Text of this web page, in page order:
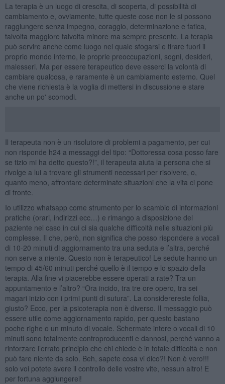
La terapia è un luogo di crescita, di scoperta, di possibilità di
cambiamento e, ovviamente, tutte queste cose non le si possono
raggiungere senza impegno, coraggio, determinazione e fatica,
talvolta maggiore talvolta minore ma sempre presente. La terapia
può servire anche come luogo nel quale sfogarsi e tirare fuori il
proprio mondo interno, le proprie preoccupazioni, sogni, desideri,
malesseri. Ma per essere terapeutico deve esserci la volontà di
cambiare qualcosa, e raramente è un cambiamento esterno. Quel
che viene richiesta è la voglia di mettersi in discussione e stare
anche un po' scomodi.
Il terapeuta non è un risolutore di problemi a pagamento, per cui
non risponde h24 a messaggi del tipo: “Dottoressa cosa posso fare
se tizio mi ha detto questo?!”, il terapeuta aiuta la persona che si
rivolge a lui a trovare gli strumenti necessari per risolvere, o,
quanto meno, affrontare determinate situazioni che la vita ci pone
di fronte.
Io utilizzo whatsapp come strumento per lo scambio di informazioni
pratiche (orari, indirizzi ecc…) e rimango a disposizione del
paziente nel caso in cui ci sia qualche difficoltà nelle situazioni più
complesse. Il che, però, non significa che posso rispondere a vocali
di 10-20 minuti di aggiornamento tra una seduta e l’altra, perché
non serve a niente. Questo non è terapeutico! Le sedute hanno un
tempo di 45/60 minuti perché quello è il tempo e lo spazio della
terapia. Alla fine vi piacerebbe essere operati a rate? Tra un
appuntamento e l’altro? “Ora incido, tra tre ore opero, tra sei
magari inizio con i primi punti di sutura”. La considerereste follia,
giusto? Ecco, per la psicoterapia non è diverso. Il messaggio può
essere utile come aggiornamento rapido, per questo bastano
poche righe o un minuto di vocale. Schermate intere o vocali di 10
minuti sono totalmente controproducenti e dannosi, perché vanno a
rinforzare l’errato principio che chi chiede è in totale difficoltà e non
può fare niente da solo. Beh, sapete cosa vi dico?! Non è vero!!!
solo voi potete avere il controllo delle vostre vite, nessun altro! E
per fortuna aggiungerei!